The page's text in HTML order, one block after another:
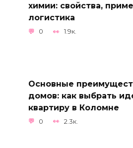
химии: свойства,
логистика
0 1.9к.
Основные
домов: как выбрать
квартиру в Коломне
0 2.3к.